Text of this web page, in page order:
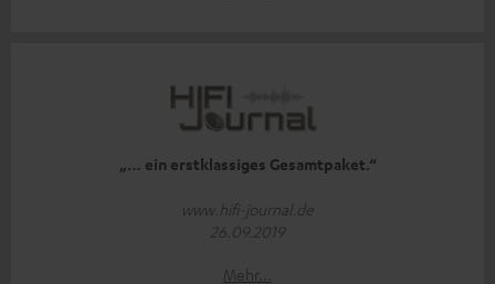
„… ein erstklassiges Gesamtpaket.“
www.hifi-journal.de
26.09.2019
Mehr...